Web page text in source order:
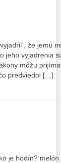
, že jemu
jeho vyjadrenia
môžu
predviedol […]
je hodín?